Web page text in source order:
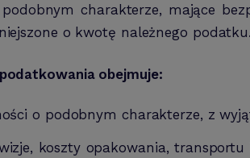
charakterze, mające
o kwotę należnego podatku.
obejmuje:
o podobnym charakterze, z
koszty opakowania,